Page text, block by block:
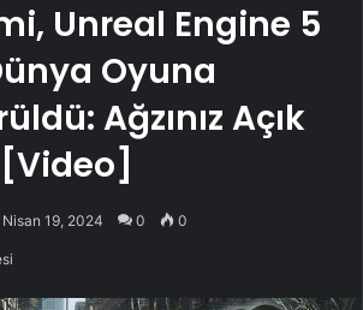
Unreal Engine 5
Oyuna
Ağzınız Açık
Nisan 19, 2024 0 0